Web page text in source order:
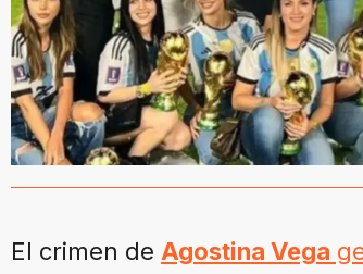
El crimen de Agostina Vega